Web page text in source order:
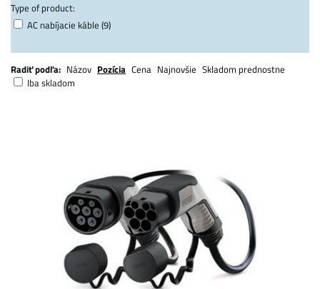
Type of product:
AC nabíjacie káble (9)
Radiť podľa: Názov Pozícia Cena Najnovšie Skladom prednostne
Iba skladom